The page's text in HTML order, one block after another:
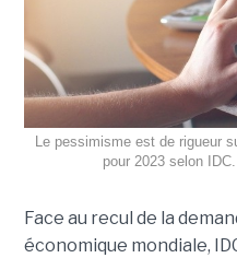
Le pessimisme est de rigueur
pour 2023 selon
Face au recul de la
économique mondiale,